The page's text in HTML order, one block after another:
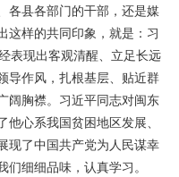
各县各部门的干部，还是媒
这样的共同印象，就是：习
表现出客观清醒、立足长远
导作风，扎根基层、贴近群
阔胸襟。习近平同志对闽东
心系我国贫困地区发展、
现了中国共产党为人民谋幸
细细品味，认真学习。